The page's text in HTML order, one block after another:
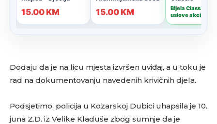
Dodaju da je na licu mjesta izvršen uviđaj, a u toku je
rad na dokumentovanju navedenih krivičnih djela.
Podsjetimo, policija u Kozarskoj Dubici uhapsila je 10.
juna Z.D. iz Velike Kladuše zbog sumnje da je